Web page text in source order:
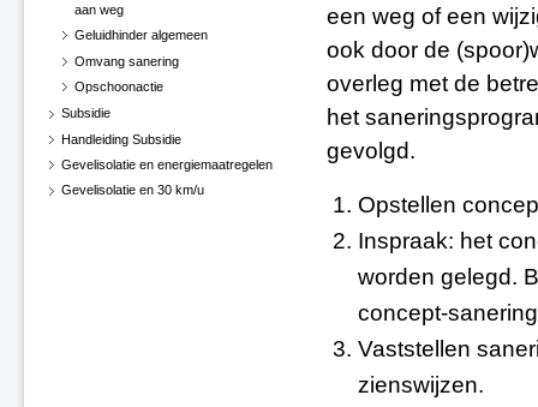
een weg of een
ook door de
overleg met de
het
gevolgd.
Opstellen
Inspraak: het
worden gelegd.
concept-
Vaststellen
zienswijzen.
aan weg
Geluidhinder algemeen
Omvang sanering
Opschoonactie
Subsidie
Handleiding Subsidie
Gevelisolatie en energiemaatregelen
Gevelisolatie en 30 km/u